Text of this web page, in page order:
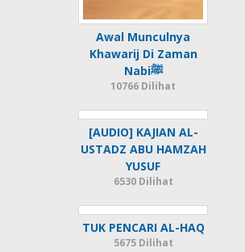
Awal Munculnya
Khawarij Di Zaman
Nabiﷺ
10766 Dilihat
[AUDIO] KAJIAN AL-
USTADZ ABU HAMZAH
YUSUF
6530 Dilihat
TUK PENCARI AL-HAQ
5675 Dilihat